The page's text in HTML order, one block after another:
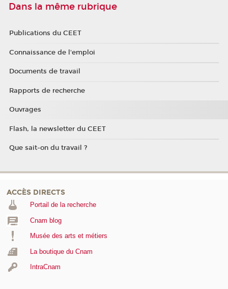
Dans la même rubrique
Publications du CEET
Connaissance de l'emploi
Documents de travail
Rapports de recherche
Ouvrages
Flash, la newsletter du CEET
Que sait-on du travail ?
ACCÈS DIRECTS
Portail de la recherche
Cnam blog
Musée des arts et métiers
La boutique du Cnam
IntraCnam